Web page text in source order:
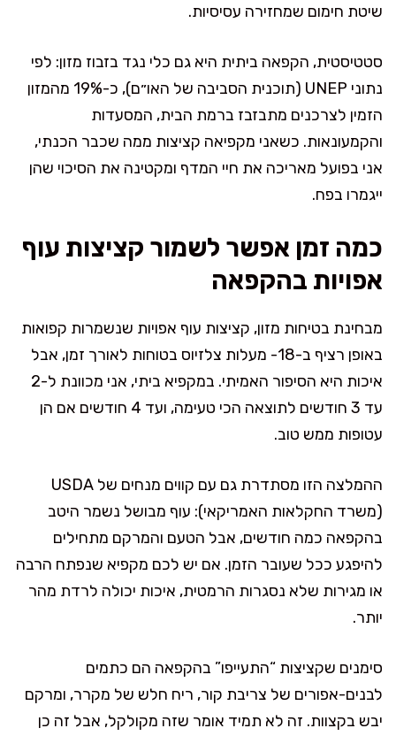
שיטת חימום שמחזירה עסיסיות.
סטטיסטית, הקפאה ביתית היא גם כלי נגד בזבוז מזון: לפי
נתוני UNEP (תוכנית הסביבה של האו״ם), כ-19% מהמזון
הזמין לצרכנים מתבזבז ברמת הבית, המסעדות
והקמעונאות. כשאני מקפיאה קציצות ממה שכבר הכנתי,
אני בפועל מאריכה את חיי המדף ומקטינה את הסיכוי שהן
ייגמרו בפח.
כמה זמן אפשר לשמור קציצות עוף
אפויות בהקפאה
מבחינת בטיחות מזון, קציצות עוף אפויות שנשמרות קפואות
באופן רציף ב-18- מעלות צלזיוס בטוחות לאורך זמן, אבל
איכות היא הסיפור האמיתי. במקפיא ביתי, אני מכוונת ל-2
עד 3 חודשים לתוצאה הכי טעימה, ועד 4 חודשים אם הן
עטופות ממש טוב.
ההמלצה הזו מסתדרת גם עם קווים מנחים של USDA
(משרד החקלאות האמריקאי): עוף מבושל נשמר היטב
בהקפאה כמה חודשים, אבל הטעם והמרקם מתחילים
להיפגע ככל שעובר הזמן. אם יש לכם מקפיא שנפתח הרבה
או מגירות שלא נסגרות הרמטית, איכות יכולה לרדת מהר
יותר.
סימנים שקציצות “התעייפו” בהקפאה הם כתמים
לבנים-אפורים של צריבת קור, ריח חלש של מקרר, ומרקם
יבש בקצוות. זה לא תמיד אומר שזה מקולקל, אבל זה כן